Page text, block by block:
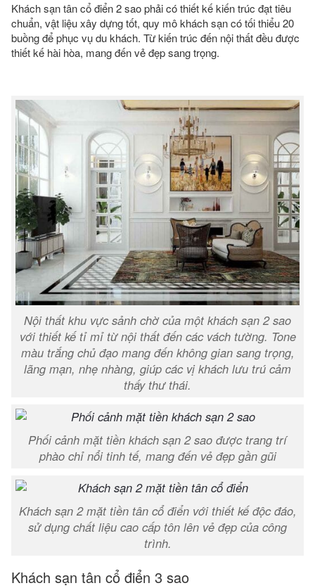
Khách sạn tân cổ điển 2 sao phải có thiết kế kiến trúc đạt tiêu
chuẩn, vật liệu xây dựng tốt, quy mô khách sạn có tối thiểu 20
buồng để phục vụ du khách. Từ kiến trúc đến nội thất đều được
thiết kế hài hòa, mang đến vẻ đẹp sang trọng.
Nội thất khu vực sảnh chờ của một khách sạn 2 sao
với thiết kế tỉ mỉ từ nội thất đến các vách tường. Tone
màu trắng chủ đạo mang đến không gian sang trọng,
lãng mạn, nhẹ nhàng, giúp các vị khách lưu trú cảm
thấy thư thái.
Phối cảnh mặt tiền khách sạn 2 sao được trang trí
phào chỉ nổi tinh tế, mang đến vẻ đẹp gần gũi
Khách sạn 2 mặt tiền tân cổ điển với thiết kế độc đáo,
sử dụng chất liệu cao cấp tôn lên vẻ đẹp của công
trình.
Khách sạn tân cổ điển 3 sao